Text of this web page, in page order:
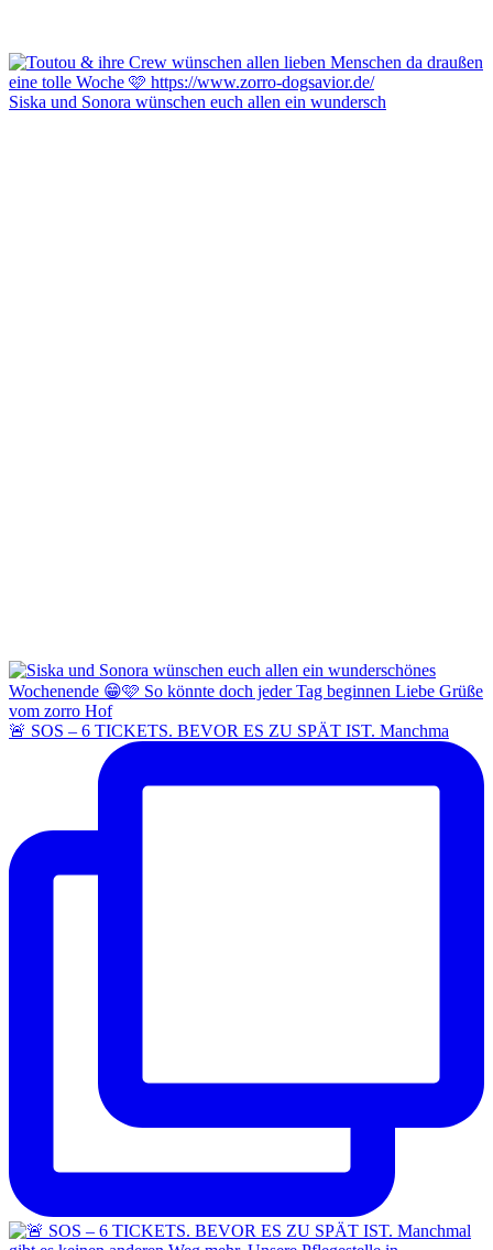
Siska und Sonora wünschen euch allen ein wundersch
🚨 SOS – 6 TICKETS. BEVOR ES ZU SPÄT IST. Manchma